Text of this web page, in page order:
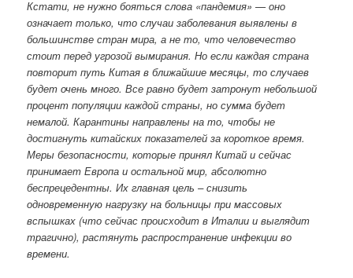
Кстати, не нужно бояться слова «пандемия» — оно
означает только, что случаи заболевания выявлены в
большинстве стран мира, а не то, что человечество
стоит перед угрозой вымирания. Но если каждая страна
повторит путь Китая в ближайшие месяцы, то случаев
будет очень много. Все равно будет затронут небольшой
процент популяции каждой страны, но сумма будет
немалой. Карантины направлены на то, чтобы не
достигнуть китайских показателей за короткое время.
Меры безопасности, которые принял Китай и сейчас
принимает Европа и остальной мир, абсолютно
беспрецедентны. Их главная цель – снизить
одновременную нагрузку на больницы при массовых
вспышках (что сейчас происходит в Италии и выглядит
трагично), растянуть распространение инфекции во
времени.